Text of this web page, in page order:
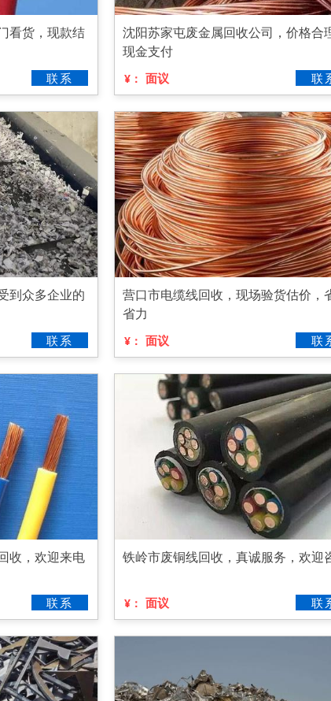
看货，现款结
联系
沈阳苏家屯废金属回收公司，价格合
现金支付
¥： 面议 联
到众多企业的
联系
营口市电缆线回收，现场验货估价，
省力
¥： 面议 联
收，欢迎来电
联系
铁岭市废铜线回收，真诚服务，欢迎
¥： 面议 联